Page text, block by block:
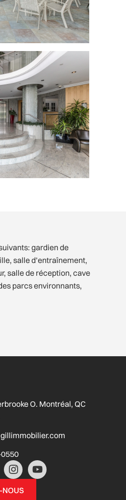
gardien de
salle d’entraînement,
salle de réception, cave
parcs environnants,
O. Montréal, QC
I
n
s
t
Y
o
NOUS